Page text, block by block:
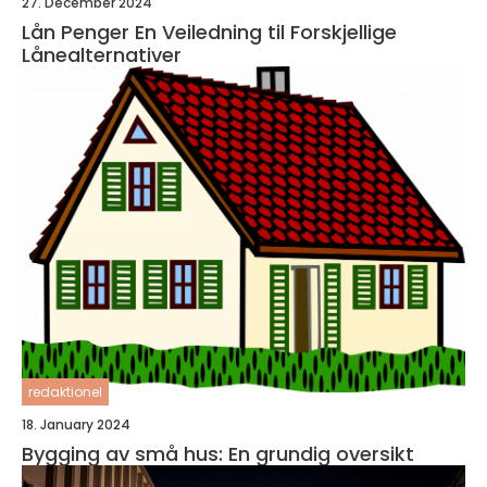
Lån Penger En Veiledning til Forskjellige
Lånealternativer
redaktionel
18. January 2024
Bygging av små hus: En grundig oversikt